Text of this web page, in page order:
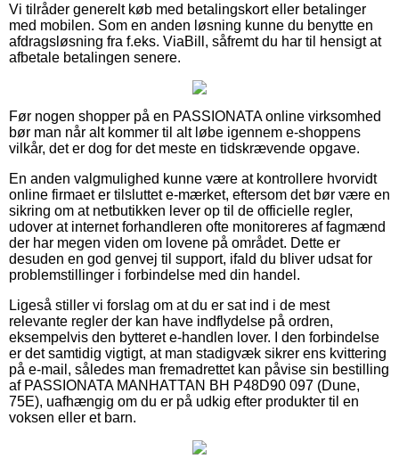
Vi tilråder generelt køb med betalingskort eller betalinger
med mobilen. Som en anden løsning kunne du benytte en
afdragsløsning fra f.eks. ViaBill, såfremt du har til hensigt at
afbetale betalingen senere.
Før nogen shopper på en PASSIONATA online virksomhed
bør man når alt kommer til alt løbe igennem e-shoppens
vilkår, det er dog for det meste en tidskrævende opgave.
En anden valgmulighed kunne være at kontrollere hvorvidt
online firmaet er tilsluttet e-mærket, eftersom det bør være en
sikring om at netbutikken lever op til de officielle regler,
udover at internet forhandleren ofte monitoreres af fagmænd
der har megen viden om lovene på området. Dette er
desuden en god genvej til support, ifald du bliver udsat for
problemstillinger i forbindelse med din handel.
Ligeså stiller vi forslag om at du er sat ind i de mest
relevante regler der kan have indflydelse på ordren,
eksempelvis den bytteret e-handlen lover. I den forbindelse
er det samtidig vigtigt, at man stadigvæk sikrer ens kvittering
på e-mail, således man fremadrettet kan påvise sin bestilling
af PASSIONATA MANHATTAN BH P48D90 097 (Dune,
75E), uafhængig om du er på udkig efter produkter til en
voksen eller et barn.